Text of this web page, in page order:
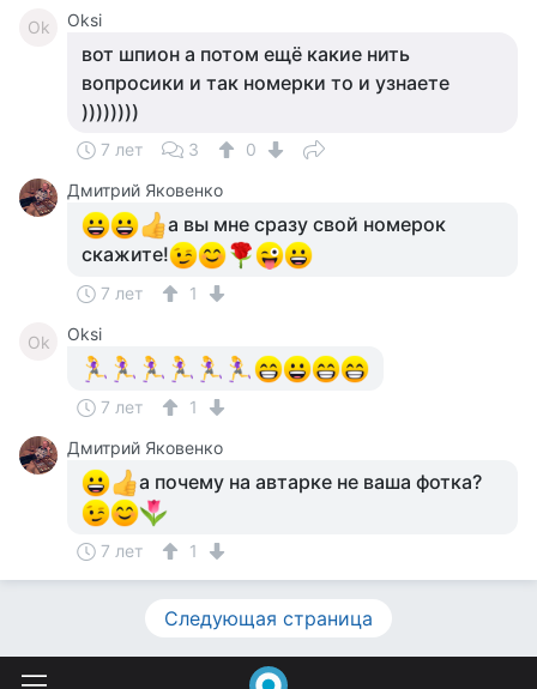
Ok Oksi
вот шпион а потом ещё какие нить
вопросики и так номерки то и узнаете
))))))))
7 лет 3
0
Дмитрий Яковенко
а вы мне сразу свой номерок
скажите!
7 лет 1
Ok Oksi
7 лет
1
Дмитрий Яковенко
а почему на автарке не ваша фотка?
7 лет 1
Следующая страница